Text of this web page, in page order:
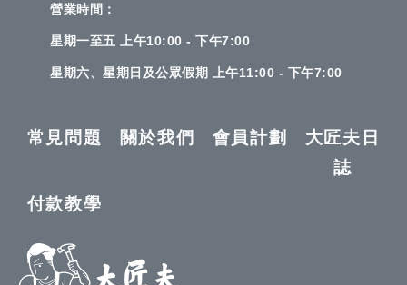
營業時間：
星期一至五 上午10:00 - 下午7:00
星期六、星期日及公眾假期 上午11:00 - 下午7:00
常見問題 關於我們 會員計劃
大匠夫日
誌
付款教學